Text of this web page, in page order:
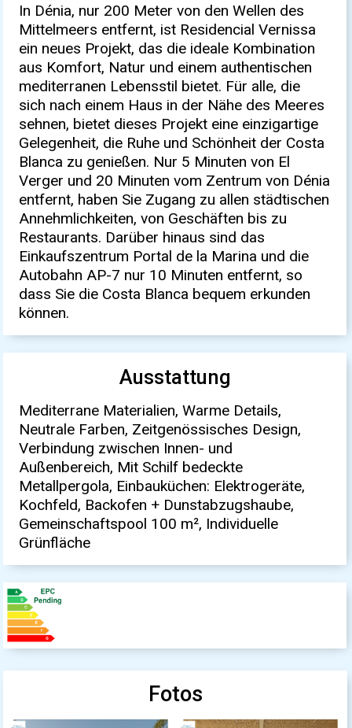
In Dénia, nur 200 Meter von den Wellen des
Mittelmeers entfernt, ist Residencial Vernissa
ein neues Projekt, das die ideale Kombination
aus Komfort, Natur und einem authentischen
mediterranen Lebensstil bietet. Für alle, die
sich nach einem Haus in der Nähe des Meeres
sehnen, bietet dieses Projekt eine einzigartige
Gelegenheit, die Ruhe und Schönheit der Costa
Blanca zu genießen. Nur 5 Minuten von El
Verger und 20 Minuten vom Zentrum von Dénia
entfernt, haben Sie Zugang zu allen städtischen
Annehmlichkeiten, von Geschäften bis zu
Restaurants. Darüber hinaus sind das
Einkaufszentrum Portal de la Marina und die
Autobahn AP-7 nur 10 Minuten entfernt, so
dass Sie die Costa Blanca bequem erkunden
können.
Ausstattung
Mediterrane Materialien, Warme Details,
Neutrale Farben, Zeitgenössisches Design,
Verbindung zwischen Innen- und
Außenbereich, Mit Schilf bedeckte
Metallpergola, Einbauküchen: Elektrogeräte,
Kochfeld, Backofen + Dunstabzugshaube,
Gemeinschaftspool 100 m², Individuelle
Grünfläche
Fotos